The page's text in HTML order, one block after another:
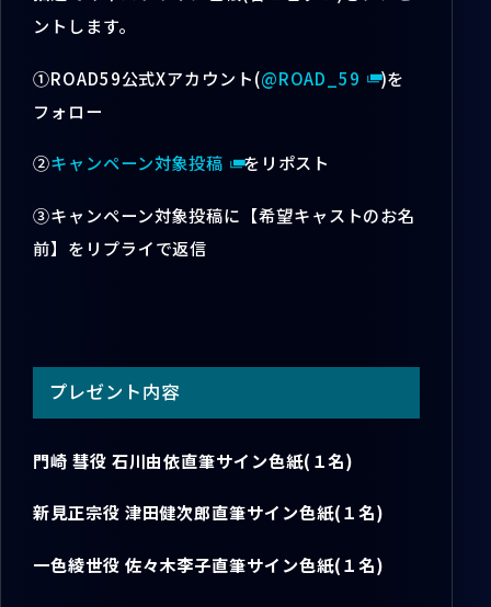
ントします。
①ROAD59公式Xアカウント(@ROAD_59
)を
フォロー
②キャンペーン対象投稿 をリポスト
③キャンペーン対象投稿に【希望キャストのお名
前】をリプライで返信
プレゼント内容
門崎 彗役 石川由依直筆サイン色紙(１名)
新見正宗役 津田健次郎直筆サイン色紙(１名)
一色綾世役 佐々木李子直筆サイン色紙(１名)